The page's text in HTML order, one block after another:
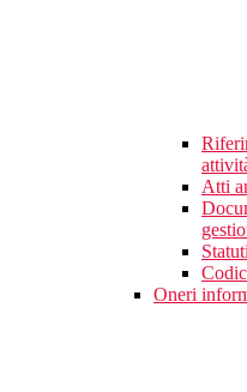
Atti
Oneri